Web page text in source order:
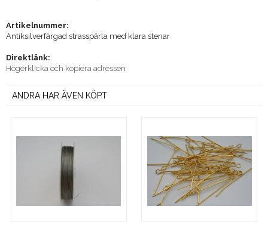
Artikelnummer:
Antiksilverfärgad strasspärla med klara stenar
Direktlänk:
Högerklicka och kopiera adressen
ANDRA HAR ÄVEN KÖPT